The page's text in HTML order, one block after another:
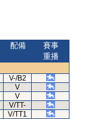
配備
賽事
重播
V-/B2
V
V
V/TT-
V/TT1